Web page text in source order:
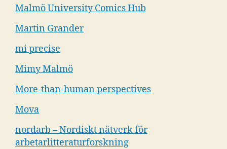
Malmö University Comics Hub
Martin Grander
mi precise
Mimy Malmö
More-than-human perspectives
Mova
nordarb – Nordiskt nätverk för
arbetarlitteraturforskning